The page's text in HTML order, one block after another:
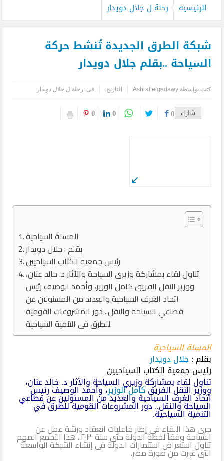
الرئيسيه رحلة ل جلال دويدار
شبكة الطرق الجديدة تُنشط حركة
السياحة ..بقلم جلال دويدار
كتب بواسطةAshraf elgedawy التاريخ: فى :رحلة ل جلال دويدار
شارك 0
0
0
المسلة السياحية
بقلم : جلال دويدار
رئيس جمعية الكتاب السياحيين
تناول لقاء بمشاركة وزيري السياحة والآثار د. خالد عنان،
ووزير النقل الفريق كامل الوزير، وأحمد الوصيف رئيس
اتحاد الغرف السياحية والعديد من المسئولين عن
قطاعي السياحة والنقل.. دور المشروعات القومية
للطرق في التنمية السياحية.
المسلة السياحية
بقلم :جلال دويدار
رئيس جمعية الكتاب السياحيين
تناول لقاء بمشاركة وزيري السياحة والآثار د. خالد عنان،
ووزير النقل الفريقكامل الوزير، وأحمد الوصيف رئيس
اتحاد الغرف السياحية والعديد من المسئولين عن قطاعي
السياحة والنقل.. دور المشروعات القومية للطرق في
التنمية السياحية.
جرى هذا اللقاء في إطار فاعليات انعقاد ورشة عمل عن
السياحة وفقاً لخطة الدولة حتى سنة ٢٠٣٠.. هذا التجمع المهم
تناول استعراض استثمارات الدولة في إنشاء الشبكة الواسعة
التي غيرت من صورة مصر.